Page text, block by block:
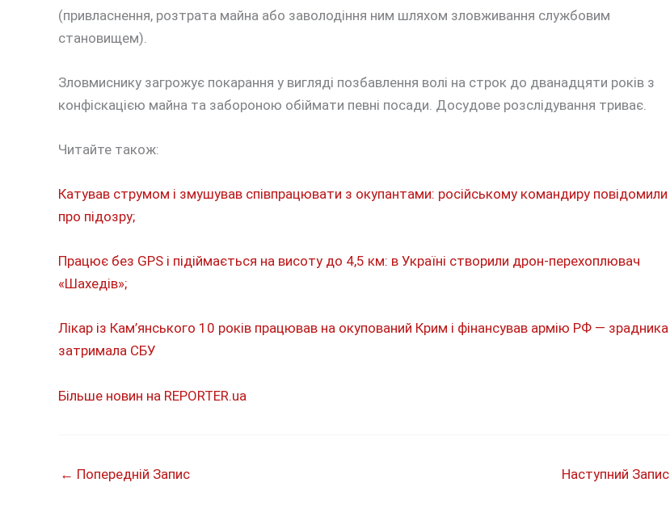
(привласнення, розтрата майна або заволодіння ним шляхом зловживання службовим
становищем).
Зловмиснику загрожує покарання у вигляді позбавлення волі на строк до дванадцяти років з
конфіскацією майна та забороною обіймати певні посади. Досудове розслідування триває.
Читайте також:
Катував струмом і змушував співпрацювати з окупантами: російському командиру повідомили
про підозру;
Працює без GPS і підіймається на висоту до 4,5 км: в Україні створили дрон-перехоплювач
«Шахедів»;
Лікар із Кам’янського 10 років працював на окупований Крим і фінансував армію РФ — зрадника
затримала СБУ
Більше новин на REPORTER.ua
← Попередній Запис Наступний Запис